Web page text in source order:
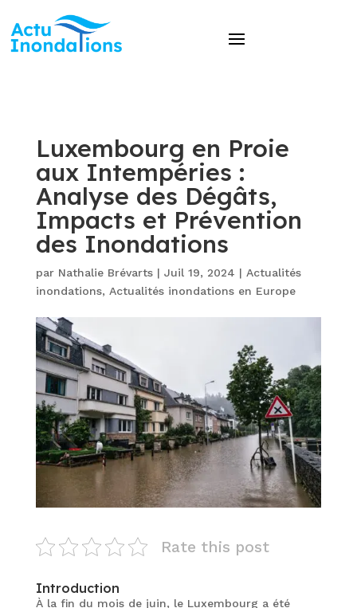
Luxembourg en Proie
aux Intempéries :
Analyse des Dégâts,
Impacts et Prévention
des Inondations
par Nathalie Brévarts| Juil 19, 2024 | Actualités
inondations, Actualités inondations en Europe
Rate this post
Introduction
À la fin du mois de juin, le Luxembourg a été